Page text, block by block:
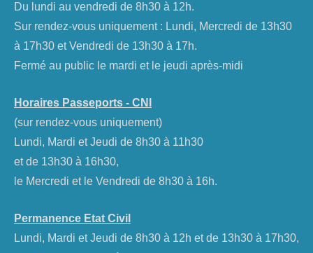
Du lundi au vendredi de 8h30 à 12h.
Sur rendez-vous uniquement : Lundi, Mercredi de 13h30
à 17h30 et Vendredi de 13h30 à 17h.
Fermé au public le mardi et le jeudi après-midi
Horaires Passeports - CNI
(sur rendez-vous uniquement)
Lundi, Mardi et Jeudi de 8h30 à 11h30
et de 13h30 à 16h30,
le Mercredi et le Vendredi de 8h30 à 16h.
Permanence Etat Civil
Lundi, Mardi et Jeudi de 8h30 à 12h et de 13h30 à 17h30,